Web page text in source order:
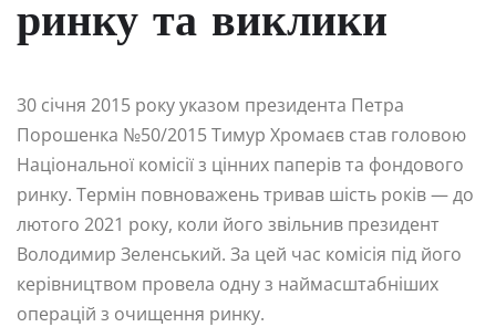
ринку та виклики
30 січня 2015 року указом президента Петра
Порошенка №50/2015 Тимур Хромаєв став головою
Національної комісії з цінних паперів та фондового
ринку. Термін повноважень тривав шість років — до
лютого 2021 року, коли його звільнив президент
Володимир Зеленський. За цей час комісія під його
керівництвом провела одну з наймасштабніших
операцій з очищення ринку.